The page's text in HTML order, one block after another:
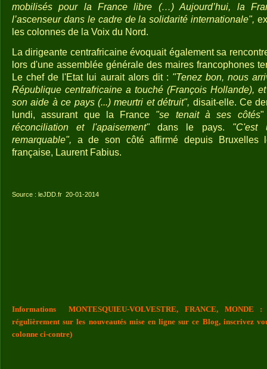
mobilisés pour la France libre (…) Aujourd’hui, la
l’ascenseur dans le cadre de la solidarité internationale",
les colonnes de la Voix du Nord.
La dirigeante centrafricaine évoquait également sa
lors d'une assemblée générale des maires francophones
Le chef de l'Etat lui aurait alors dit : "Tenez bon, nous
République centrafricaine a touché (François Hollande),
son aide à ce pays (...) meurtri et détruit", disait-elle. Ce
lundi, assurant que la France "se tenait à ses côtés"
réconciliation et l'apaisement"dans le pays. "C'est
remarquable", a de son côté affirmé depuis Bruxelles
française, Laurent Fabius.
Source : leJDD.fr 20-01-2014
Informations MONTESQUIEU-VOLVESTRE, FRANCE, MONDE
régulièrement sur les nouveautés mise en ligne sur ce Blog, inscrivez
colonne ci-contre)